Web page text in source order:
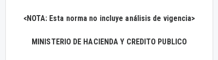
<NOTA: Esta norma no incluye análisis de vigencia>
MINISTERIO DE HACIENDA Y CREDITO PUBLICO